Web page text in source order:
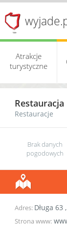
Atrakcje
turystyczne
Restauracja
Restauracje
Brak danych
pogodowych
Adres: Długa 63 ,
Strona www: